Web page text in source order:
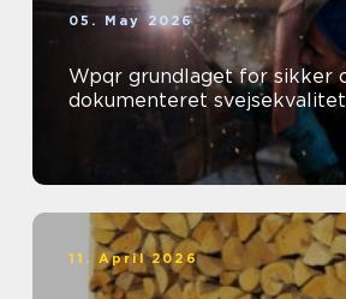
05. May 2026
Wpqr grundlaget for sikker og
dokumenteret svejsekvalitet
11. April 2026